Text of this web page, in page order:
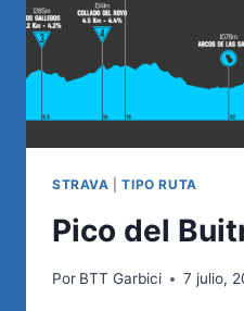
STRAVA |TIPO RUTA
Pico del
Por BTT Garbici 7 julio,